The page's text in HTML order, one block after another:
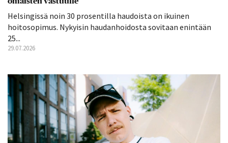
Helsingissä noin 30 prosentilla haudoista on ikuinen
hoitosopimus. Nykyisin haudanhoidosta sovitaan enintään
25...
29.07.2026